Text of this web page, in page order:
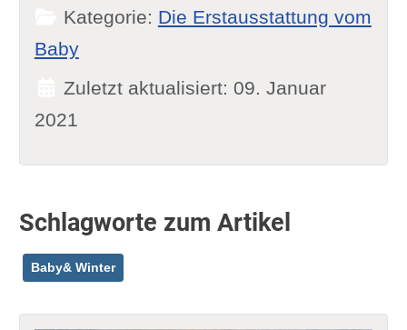
Kategorie: Die Erstausstattung vom
Baby
Zuletzt aktualisiert: 09. Januar
2021
Schlagworte zum Artikel
Baby& Winter